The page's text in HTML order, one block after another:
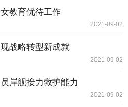
教育优待工作
2021-09-02
战略转型新成就
2021-09-02
岸舰接力救护能力
2021-09-02